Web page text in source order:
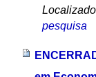
pesquisa